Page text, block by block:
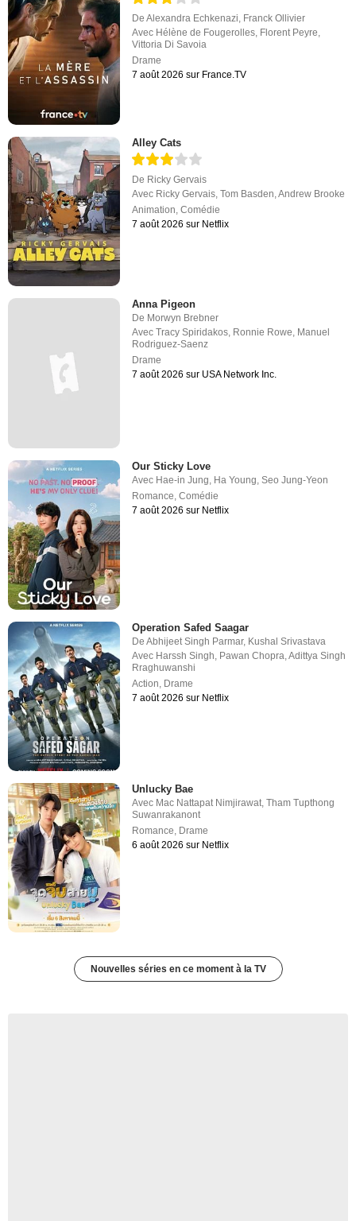
DeAlexandra Echkenazi Franck Ollivier
Avec Hélène de Fougerolles Florent Peyre
Vittoria Di Savoia
Drame
7 août 2026 sur France.TV
Alley Cats
De Ricky Gervais
Avec Ricky Gervais,Tom Basden,Andrew Brooke
Animation,Comédie
7 août 2026 sur Netflix
Anna Pigeon
De Morwyn Brebner
AvecTracy Spiridakos, Ronnie Rowe, Manuel
Rodriguez-Saenz
Drame
7 août 2026 sur USA Network Inc.
Our Sticky Love
Avec Hae-in Jung Ha Young ,Seo Jung-Yeon
Romance ,Comédie
7 août 2026 sur Netflix
Operation Safed Saagar
DeAbhijeet Singh Parmar, Kushal Srivastava
Avec Harssh Singh, Pawan Chopra,Adittya Singh
Rraghuwanshi
Action, Drame
7 août 2026 sur Netflix
Unlucky Bae
Avec Mac Nattapat Nimjirawat,Tham Tupthong
Suwanrakanont
Romance, Drame
6 août 2026 sur Netflix
Nouvelles séries en ce moment à la TV